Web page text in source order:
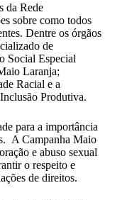
da Rede
sobre como todos
Dentre os órgãos
de
Social Especial
Laranja;
Racial e a
Produtiva.
para a importância
A Campanha Maio
e abuso sexual
o respeito e
de direitos.